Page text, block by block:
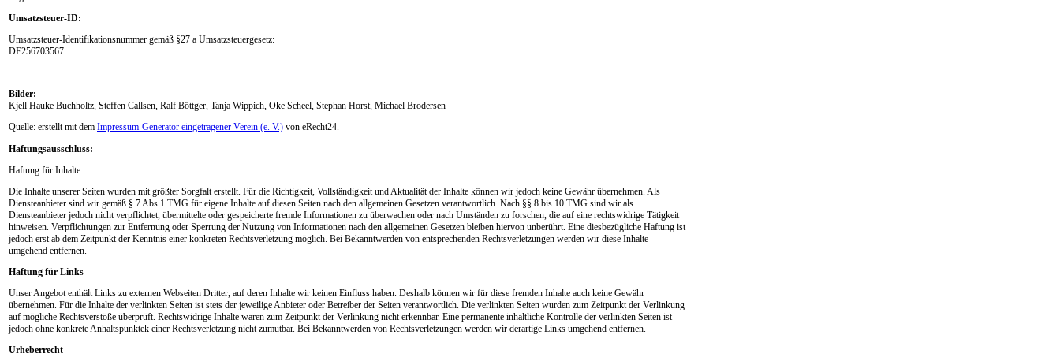
Umsatzsteuer-ID:
Umsatzsteuer-Identifikationsnummer gemäß §27 a Umsatzsteuergesetz:
DE256703567
Bilder:
Kjell Hauke Buchholtz, Steffen Callsen, Ralf Böttger, Tanja Wippich, Oke Scheel, Stephan Horst, Michael Brodersen
Quelle: erstellt mit dem Impressum-Generator eingetragener Verein (e. V.) von eRecht24.
Haftungsausschluss:
Haftung für Inhalte
Die Inhalte unserer Seiten wurden mit größter Sorgfalt erstellt. Für die Richtigkeit, Vollständigkeit und Aktualität der Inhalte können wir jedoch keine Gewähr übernehmen. Als
Diensteanbieter sind wir gemäß § 7 Abs.1 TMG für eigene Inhalte auf diesen Seiten nach den allgemeinen Gesetzen verantwortlich. Nach §§ 8 bis 10 TMG sind wir als
Diensteanbieter jedoch nicht verpflichtet, übermittelte oder gespeicherte fremde Informationen zu überwachen oder nach Umständen zu forschen, die auf eine rechtswidrige Tätigkeit
hinweisen. Verpflichtungen zur Entfernung oder Sperrung der Nutzung von Informationen nach den allgemeinen Gesetzen bleiben hiervon unberührt. Eine diesbezügliche Haftung ist
jedoch erst ab dem Zeitpunkt der Kenntnis einer konkreten Rechtsverletzung möglich. Bei Bekanntwerden von entsprechenden Rechtsverletzungen werden wir diese Inhalte
umgehend entfernen.
Haftung für Links
Unser Angebot enthält Links zu externen Webseiten Dritter, auf deren Inhalte wir keinen Einfluss haben. Deshalb können wir für diese fremden Inhalte auch keine Gewähr
übernehmen. Für die Inhalte der verlinkten Seiten ist stets der jeweilige Anbieter oder Betreiber der Seiten verantwortlich. Die verlinkten Seiten wurden zum Zeitpunkt der Verlinkung
auf mögliche Rechtsverstöße überprüft. Rechtswidrige Inhalte waren zum Zeitpunkt der Verlinkung nicht erkennbar. Eine permanente inhaltliche Kontrolle der verlinkten Seiten ist
jedoch ohne konkrete Anhaltspunktek einer Rechtsverletzung nicht zumutbar. Bei Bekanntwerden von Rechtsverletzungen werden wir derartige Links umgehend entfernen.
Urheberrecht